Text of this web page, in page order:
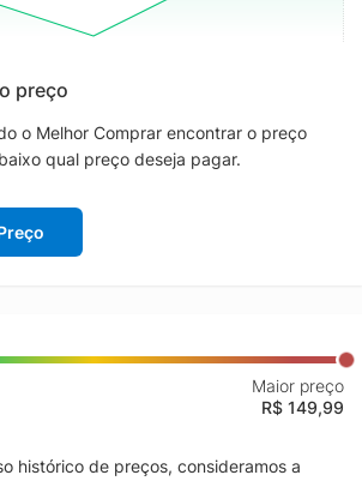
preço
o Melhor Comprar encontrar o preço
qual preço deseja pagar.
Maior preço
R$ 149,99
histórico de preços, consideramos a